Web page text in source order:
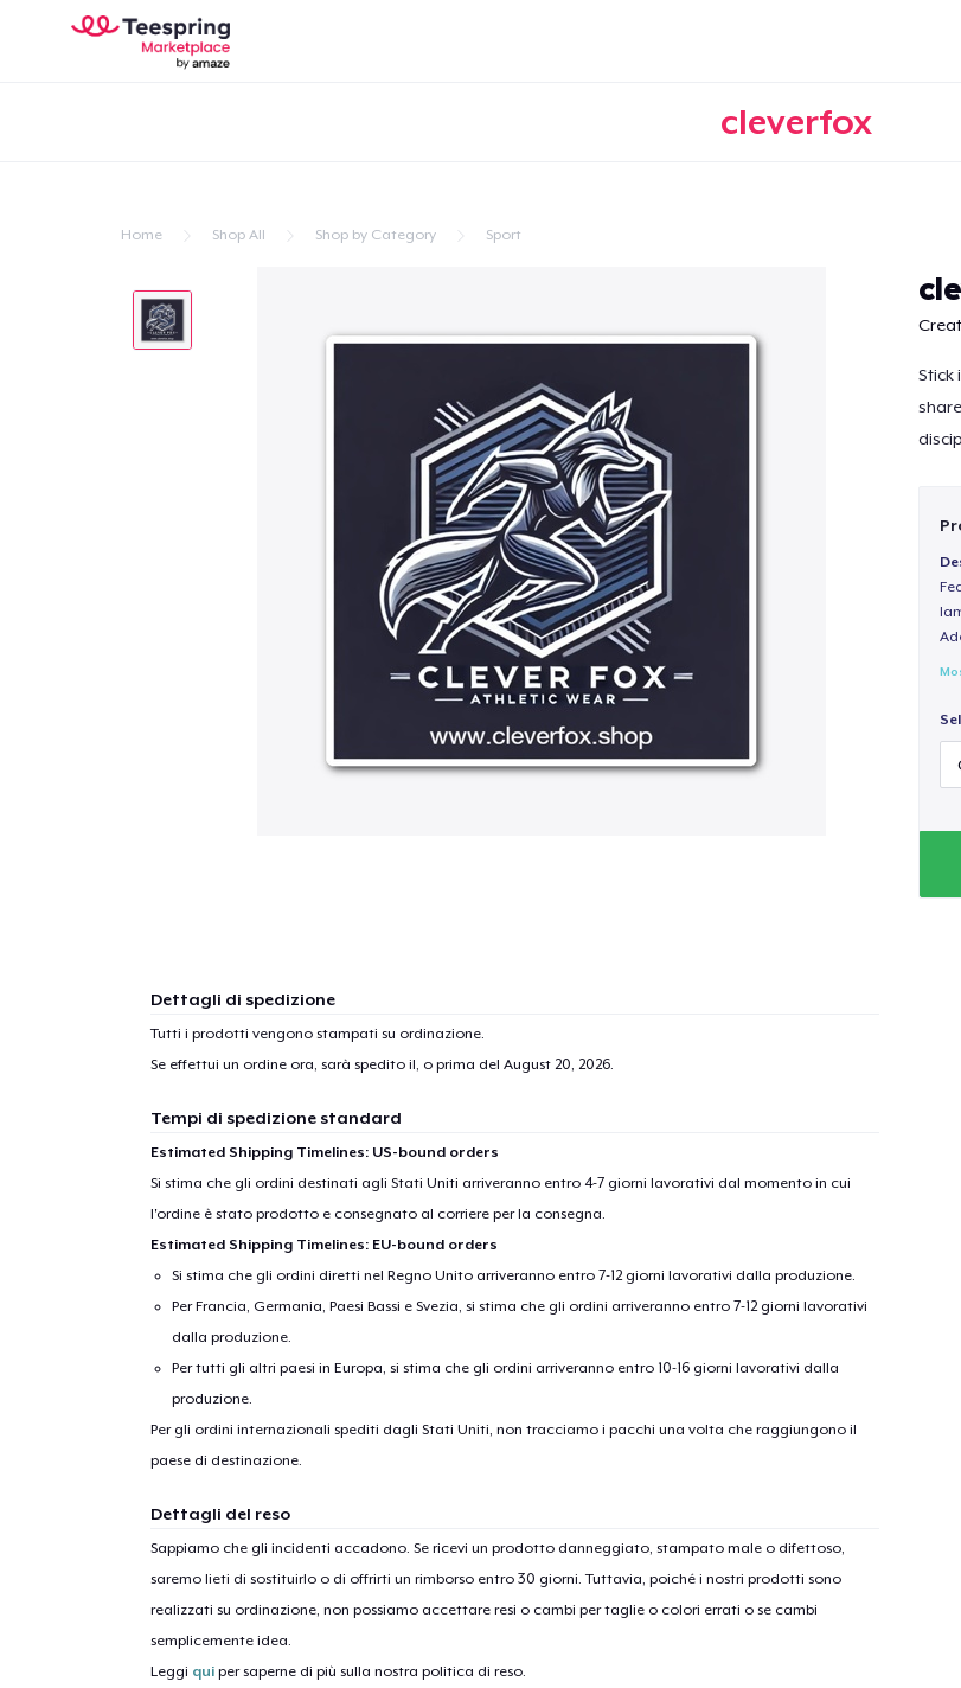
cleverfox
Home Shop All Shop by Category Sport
Stick
Dettagli di spedizione
Tutti i prodotti vengono stampati su ordinazione.
Se effettui un ordine ora, sarà spedito il, o prima del August 20, 2026.
Tempi di spedizione standard
Estimated Shipping Timelines: US-bound orders
Si stima che gli ordini destinati agli Stati Uniti arriveranno entro 4-7 giorni lavorativi dal momento in cui
l'ordine è stato prodotto e consegnato al corriere per la consegna.
Estimated Shipping Timelines: EU-bound orders
Si stima che gli ordini diretti nel Regno Unito arriveranno entro 7-12 giorni lavorativi dalla produzione.
Per Francia, Germania, Paesi Bassi e Svezia, si stima che gli ordini arriveranno entro 7-12 giorni lavorativi
dalla produzione.
Per tutti gli altri paesi in Europa, si stima che gli ordini arriveranno entro 10-16 giorni lavorativi dalla
produzione.
Per gli ordini internazionali spediti dagli Stati Uniti, non tracciamo i pacchi una volta che raggiungono il
paese di destinazione.
Dettagli del reso
Sappiamo che gli incidenti accadono. Se ricevi un prodotto danneggiato, stampato male o difettoso,
saremo lieti di sostituirlo o di offrirti un rimborso entro 30 giorni. Tuttavia, poiché i nostri prodotti sono
realizzati su ordinazione, non possiamo accettare resi o cambi per taglie o colori errati o se cambi
semplicemente idea.
Leggi quiper saperne di più sulla nostra politica di reso.